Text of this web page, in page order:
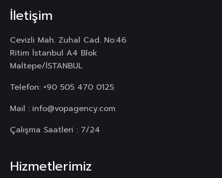
İletişim
Cevizli Mah. Zuhal Cad. No:46
Ritim İstanbul A4 Blok
Maltepe/İSTANBUL
Telefon: +90 505 470 0125
Mail : info@vopagency.com
Çalışma Saatleri : 7/24
Hizmetlerimiz